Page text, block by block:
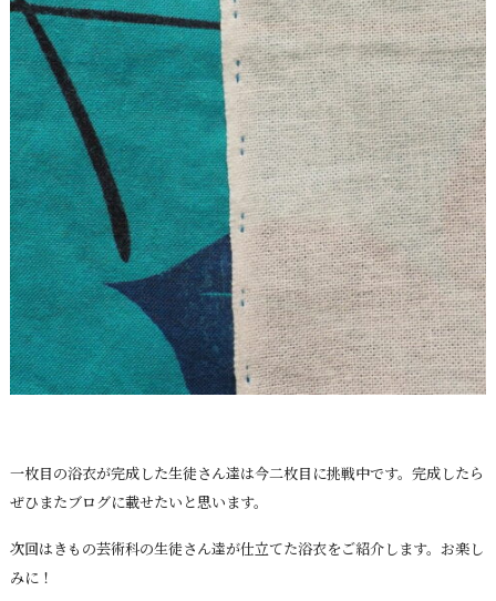
一枚目の浴衣が完成した生徒さん達は今二枚目に挑戦中です。完成したら
ぜひまたブログに載せたいと思います。
次回はきもの芸術科の生徒さん達が仕立てた浴衣をご紹介します。お楽し
みに！